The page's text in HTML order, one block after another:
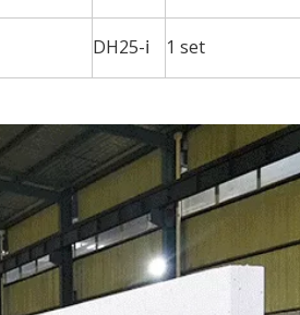
DH25-ⅰ 1 set